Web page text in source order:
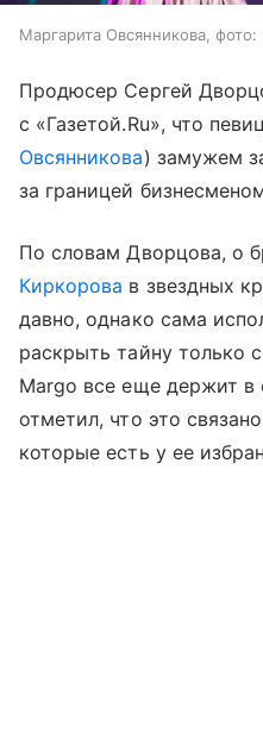
Маргарита Овсянникова,
Продюсер Сергей
с «Газетой.Ru», что
Овсянникова) замужем
за границей
По словам Дворцова, о
Киркорова в звездных
давно, однако сама
раскрыть тайну только
Margo все еще держит в
отметил, что это
которые есть у ее